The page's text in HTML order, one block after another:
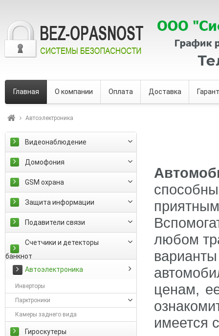
Главная О компании Оплата Доставка
Автоэлектроника
Видеонаблюдение
Домофония
GSM охрана
Защита информации
Подавители связи
Счетчики и детекторы
банкнот
Автоэлектроника
Инверторы
Парктроники
Камеры заднего вида
Гироскутеры
любом
ценам,
имеется